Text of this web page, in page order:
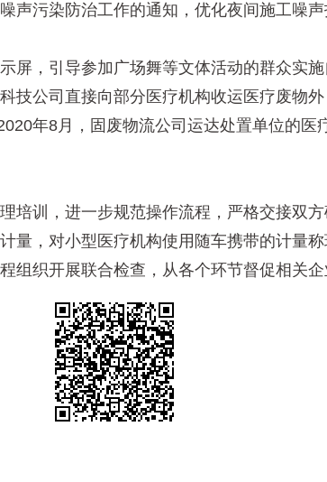
污染防治工作的通知，优化夜间施工噪
，引导参加广场舞等文体活动的群众实施
公司直接向部分医疗机构收运医疗废物
年8月，固废物流公司运达处置单位的
训，进一步规范操作流程，严格交接双方
，对小型医疗机构使用随车携带的计量称
织开展联合检查，从各个环节督促相关企